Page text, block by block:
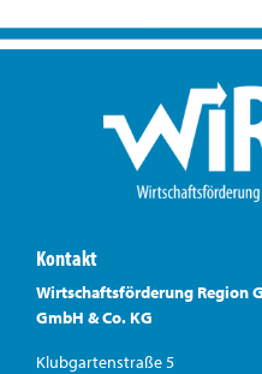
Kontakt
Wirtschaftsförderung Region
GmbH & Co. KG
Klubgartenstraße 5